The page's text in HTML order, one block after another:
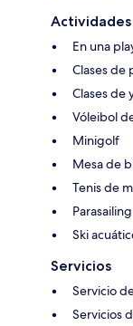
Actividades
En una
Clases de
Clases de
Vóleibol
Minigolf
Mesa de
Tenis de
Ski
Servicios
Servicio
Servicios